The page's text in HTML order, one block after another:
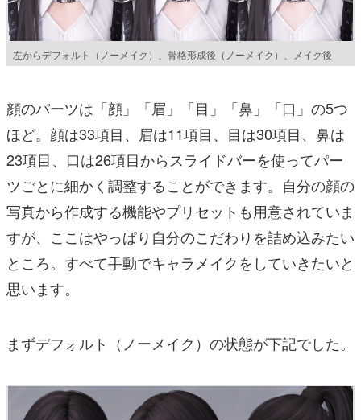
左からデフォルト（ノーメイク）、骨格形成後（ノーメイク）、メイク後
顔のパーツは「顔」「眉」「目」「鼻」「口」の5つ
ほど。顔は33項目、眉は11項目、目は30項目、鼻は
23項目、口は26項目からスライドバーを使ってパー
ツごとに細かく調整することができます。自分の顔の
写真から作成する機能やプリセットも用意されていま
すが、ここはやっぱり自分のこだわりを詰め込みたい
ところ。すべて手動でキャラメイクをしていきたいと
思います。
まずデフォルト（ノーメイク）の状態が下記でした。